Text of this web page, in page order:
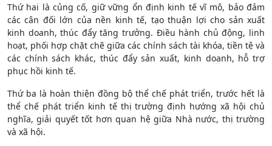
Thứ hai là củng cố, giữ vững ổn định kinh tế vĩ mô, bảo đảm
các cân đối lớn của nền kinh tế, tạo thuận lợi cho sản xuất
kinh doanh, thúc đẩy tăng trưởng. Điều hành chủ động, linh
hoạt, phối hợp chặt chẽ giữa các chính sách tài khóa, tiền tệ và
các chính sách khác, thúc đẩy sản xuất, kinh doanh, hỗ trợ
phục hồi kinh tế.
Thứ ba là hoàn thiện đồng bộ thể chế phát triển, trước hết là
thể chế phát triển kinh tế thị trường định hướng xã hội chủ
nghĩa, giải quyết tốt hơn quan hệ giữa Nhà nước, thị trường
và xã hội.